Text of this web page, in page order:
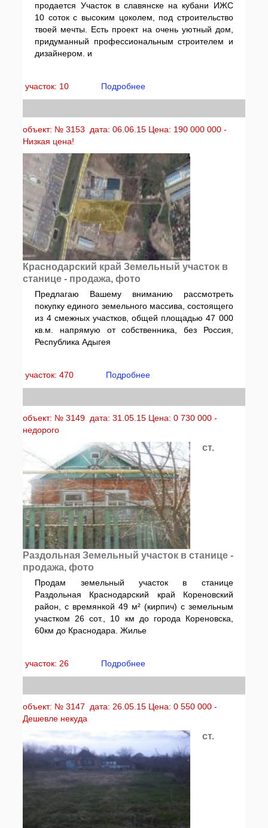
продается Участок в славянске на кубани ИЖС
10 соток с высоким цоколем, под строительство
твоей мечты. Есть проект на очень уютный дом,
придуманный профессиональным строителем и
дизайнером. и
участок: 10 Подробнее
объект: № 3153 дата: 06.06.15 Цена: 190 000 000 -
Низкая цена!
Краснодарский край Земельный участок в
станице - продажа, фото
Предлагаю Вашему вниманию рассмотреть
покупку единого земельного массива, состоящего
из 4 смежных участков, общей площадью 47 000
кв.м. напрямую от собственника, без Россия,
Республика Адыгея
участок: 470 Подробнее
объект: № 3149 дата: 31.05.15 Цена: 0 730 000 -
недорого
ст.
Раздольная Земельный участок в станице -
продажа, фото
Продам земельный участок в станице
Раздольная Краснодарский край Кореновский
район, с времянкой 49 м² (кирпич) с земельным
участком 26 сот., 10 км до города Кореновска,
60км до Краснодара. Жилье
участок: 26 Подробнее
объект: № 3147 дата: 26.05.15 Цена: 0 550 000 -
Дешевле некуда
ст.